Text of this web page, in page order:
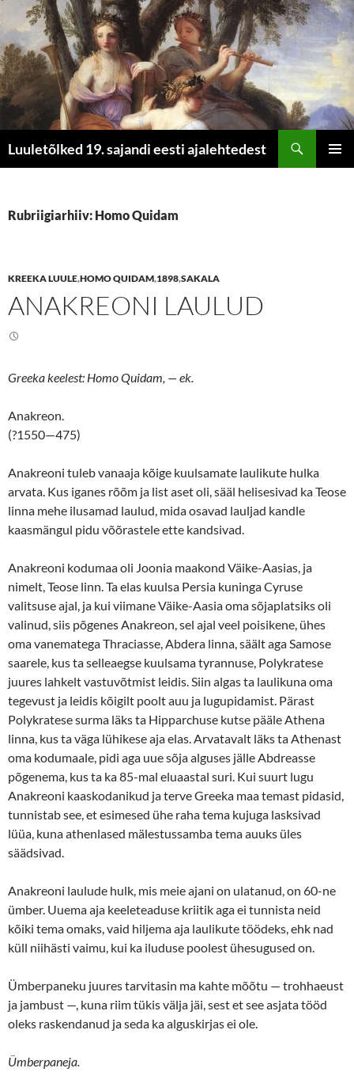
Luuletõlked 19. sajandi eesti ajalehtedest
Rubriigiarhiiv: Homo Quidam
KREEKA LUULE,HOMO QUIDAM,1898,SAKALA
ANAKREONI LAULUD
Greeka keelest: Homo Quidam, — ek.
Anakreon.
(?1550—475)
Anakreoni tuleb vanaaja kõige kuulsamate laulikute hulka
arvata. Kus iganes rõõm ja list aset oli, sääl helisesivad ka Teose
linna mehe ilusamad laulud, mida osavad lauljad kandle
kaasmängul pidu võõrastele ette kandsivad.
Anakreoni kodumaa oli Joonia maakond Väike-Aasias, ja
nimelt, Teose linn. Ta elas kuulsa Persia kuninga Cyruse
valitsuse ajal, ja kui viimane Väike-Aasia oma sõjaplatsiks oli
valinud, siis põgenes Anakreon, sel ajal veel poisikene, ühes
oma vanematega Thraciasse, Abdera linna, säält aga Samose
saarele, kus ta selleaegse kuulsama tyrannuse, Polykratese
juures lahkelt vastuvõtmist leidis. Siin algas ta laulikuna oma
tegevust ja leidis kõigilt poolt auu ja lugupidamist. Pärast
Polykratese surma läks ta Hipparchuse kutse pääle Athena
linna, kus ta väga lühikese aja elas. Arvatavalt läks ta Athenast
oma kodumaale, pidi aga uue sõja alguses jälle Abdreasse
põgenema, kus ta ka 85-mal eluaastal suri. Kui suurt lugu
Anakreoni kaaskodanikud ja terve Greeka maa temast pidasid,
tunnistab see, et esimesed ühe raha tema kujuga lasksivad
lüüa, kuna athenlased mälestussamba tema auuks üles
säädsivad.
Anakreoni laulude hulk, mis meie ajani on ulatanud, on 60-ne
ümber. Uuema aja keeleteaduse kriitik aga ei tunnista neid
kõiki tema omaks, vaid hiljema aja laulikute töödeks, ehk nad
küll niihästi vaimu, kui ka iluduse poolest ühesugused on.
Ümberpaneku juures tarvitasin ma kahte mõõtu — trohhaeust
ja jambust —, kuna riim tükis välja jäi, sest et see asjata tööd
oleks raskendanud ja seda ka alguskirjas ei ole.
Ümberpaneja.